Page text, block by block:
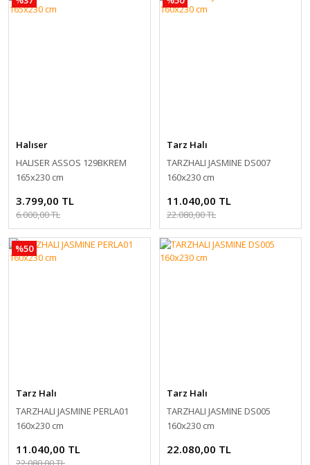
Halıser
HALISER ASSOS 129BKREM
165x230 cm
3.799,00 TL
6.000,00 TL
Tarz Halı
TARZHALI JASMINE DS007
160x230 cm
11.040,00 TL
22.080,00 TL
%50
Tarz Halı
TARZHALI JASMINE PERLA01
160x230 cm
11.040,00 TL
Tarz Halı
TARZHALI JASMINE DS005
160x230 cm
22.080,00 TL